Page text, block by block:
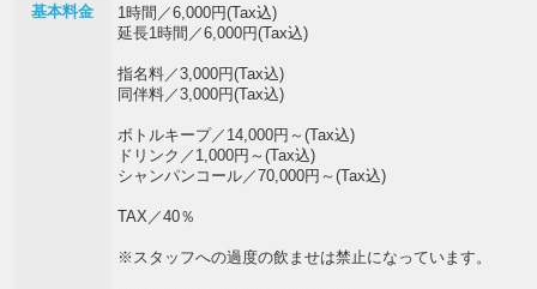
基本料金
1時間／6,000円(Tax込)
延長1時間／6,000円(Tax込)
指名料／3,000円(Tax込)
同伴料／3,000円(Tax込)
ボトルキープ／14,000円～(Tax込)
ドリンク／1,000円～(Tax込)
シャンパンコール／70,000円～(Tax込)
TAX／40％
※スタッフへの過度の飲ませは禁止になっています。